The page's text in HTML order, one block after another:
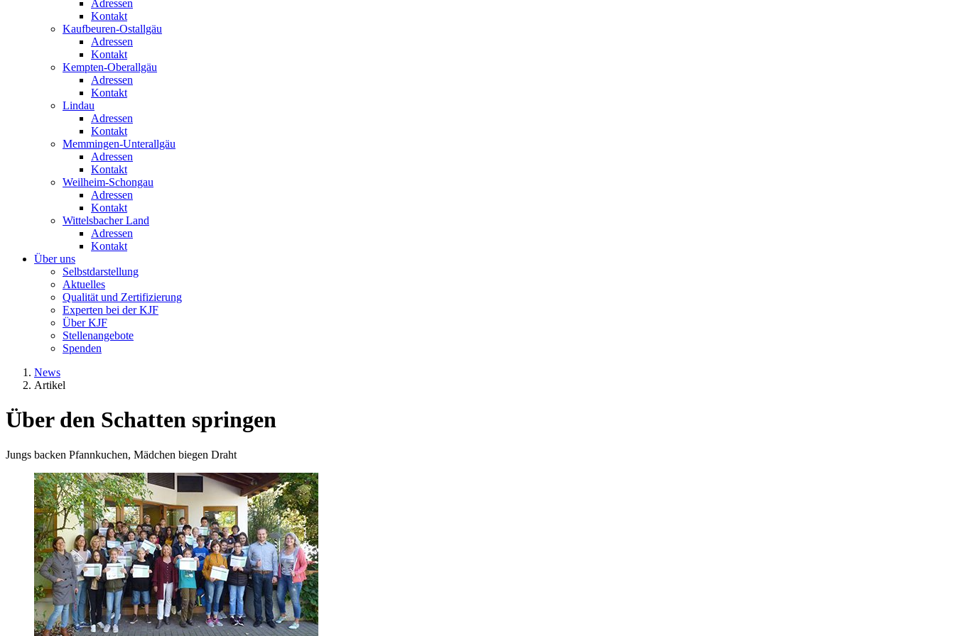
Adressen
Kontakt
Kaufbeuren-Ostallgäu
Adressen
Kontakt
Kempten-Oberallgäu
Adressen
Kontakt
Lindau
Adressen
Kontakt
Memmingen-Unterallgäu
Adressen
Kontakt
Weilheim-Schongau
Adressen
Kontakt
Wittelsbacher Land
Adressen
Kontakt
Über uns
Selbstdarstellung
Aktuelles
Qualität und Zertifizierung
Experten bei der KJF
Über KJF
Stellenangebote
Spenden
News
Artikel
Über den Schatten springen
Jungs backen Pfannkuchen, Mädchen biegen Draht